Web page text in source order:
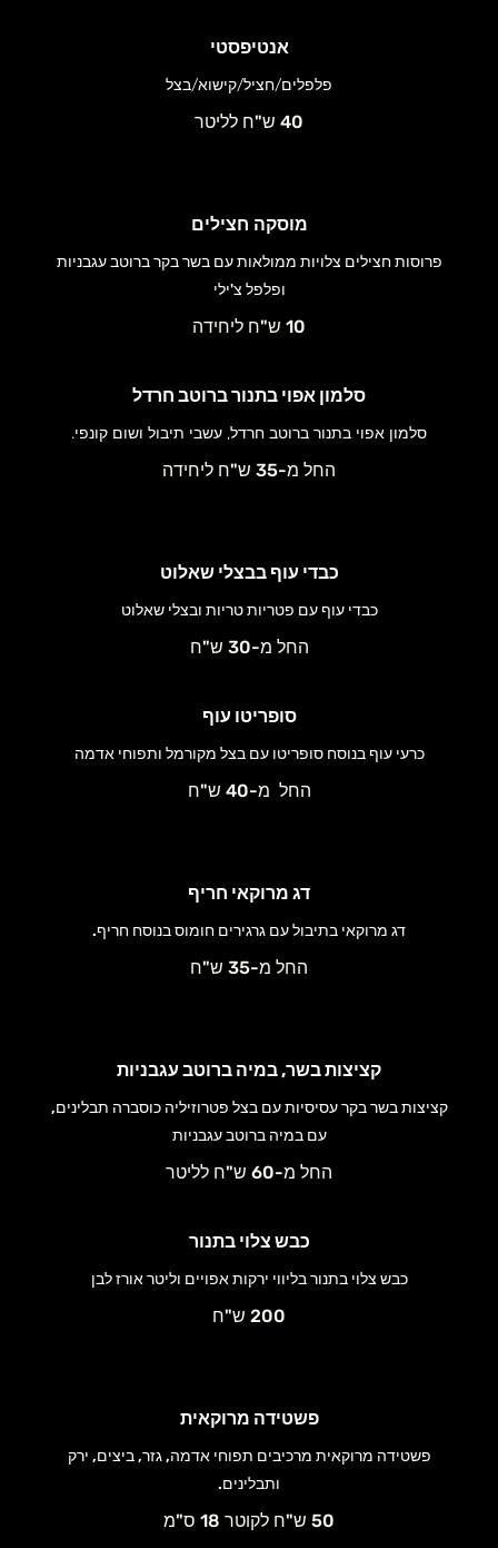
אנטיפסטי
פלפלים/חציל/קישוא/בצל
40 ש"ח לליטר
מוסקה חצילים
פרוסות חצילים צלויות ממולאות עם בשר בקר ברוטב עגבניות
ופלפל צ'ילי
10 ש"ח ליחידה
סלמון אפוי בתנור ברוטב חרדל
סלמון אפוי בתנור ברוטב חרדל, עשבי תיבול ושום קונפי.
החל מ-35 ש"ח ליחידה
כבדי עוף בבצלי שאלוט
כבדי עוף עם פטריות טריות ובצלי שאלוט
החל מ-30 ש"ח
סופריטו עוף
כרעי עוף בנוסח סופריטו עם בצל מקורמל ותפוחי אדמה
החל מ-40 ש"ח
דג מרוקאי חריף
דג מרוקאי בתיבול עם גרגירים חומוס בנוסח חריף.
החל מ-35 ש"ח
קציצות בשר, במיה ברוטב עגבניות
קציצות בשר בקר עסיסיות עם בצל פטרוזיליה כוסברה תבלינים,
עם במיה ברוטב עגבניות
החל מ-60 ש"ח לליטר
כבש צלוי בתנור
כבש צלוי בתנור בליווי ירקות אפויים וליטר אורז לבן
200 ש"ח
פשטידה מרוקאית
פשטידה מרוקאית מרכיבים תפוחי אדמה, גזר, ביצים, ירק
ותבלינים.
50 ש"ח לקוטר 18 ס"מ